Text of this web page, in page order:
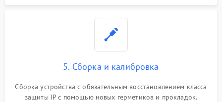
5. Сборка и калибровка
Сборка устройства с обязательным восстановлением класса
защиты IP с помощью новых герметиков и прокладок.